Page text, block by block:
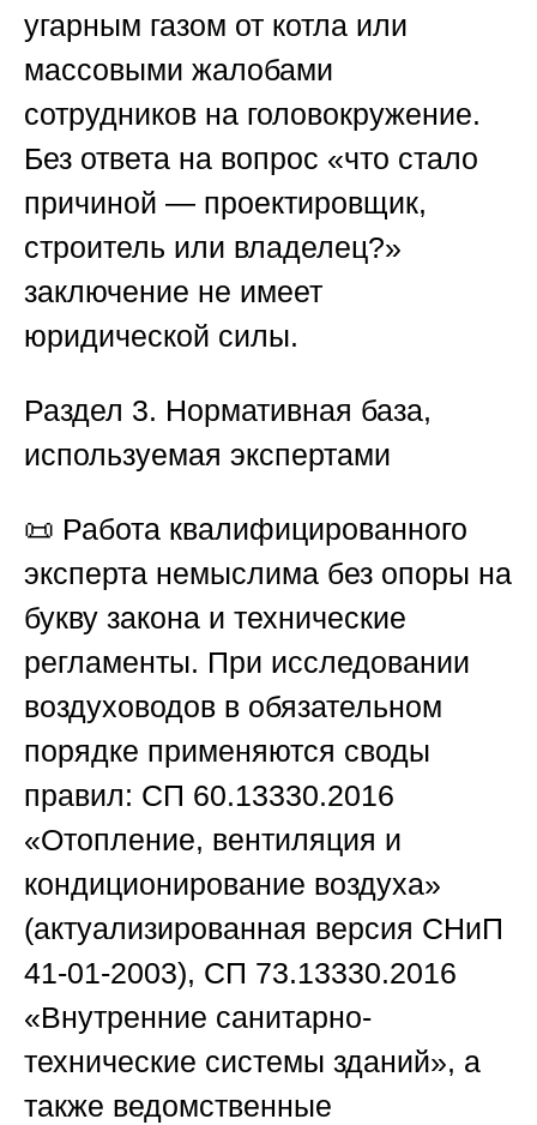
угарным газом от котла или
массовыми жалобами
сотрудников на головокружение.
Без ответа на вопрос «что стало
причиной — проектировщик,
строитель или владелец?»
заключение не имеет
юридической силы.
Раздел 3. Нормативная база,
используемая экспертами
📜 Работа квалифицированного
эксперта немыслима без опоры на
букву закона и технические
регламенты. При исследовании
воздуховодов в обязательном
порядке применяются своды
правил: СП 60.13330.2016
«Отопление, вентиляция и
кондиционирование воздуха»
(актуализированная версия СНиП
41-01-2003), СП 73.13330.2016
«Внутренние санитарно-
технические системы зданий», а
также ведомственные